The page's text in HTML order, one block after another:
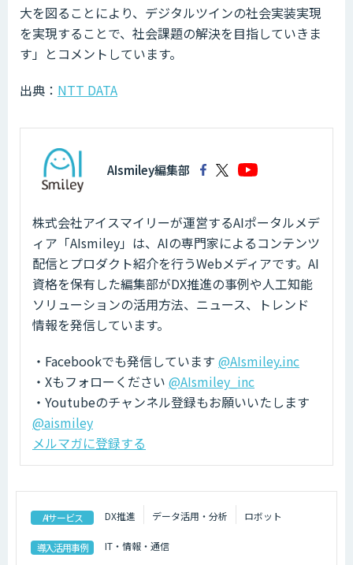
大を図ることにより、デジタルツインの社会実装実現
を実現することで、社会課題の解決を目指していきま
す」とコメントしています。
出典： NTT DATA
AIsmiley編集部
株式会社アイスマイリーが運営するAIポータルメデ
ィア「AIsmiley」は、AIの専門家によるコンテンツ
配信とプロダクト紹介を行うWebメディアです。AI
資格を保有した編集部がDX推進の事例や人工知能
ソリューションの活用方法、ニュース、トレンド
情報を発信しています。
・Facebookでも発信しています @AIsmiley.inc
・Xもフォローください @AIsmiley_inc
・Youtubeのチャンネル登録もお願いいたします
@aismiley
メルマガに登録する
AIサービス DX推進 データ活用・分析 ロボット
導入活用事例 IT・情報・通信